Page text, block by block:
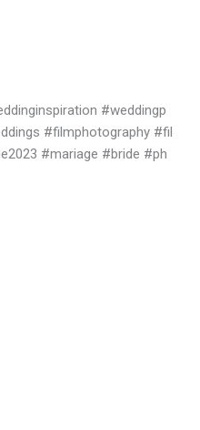
#weddingp
#filmphotography #fil
#mariage #bride #ph